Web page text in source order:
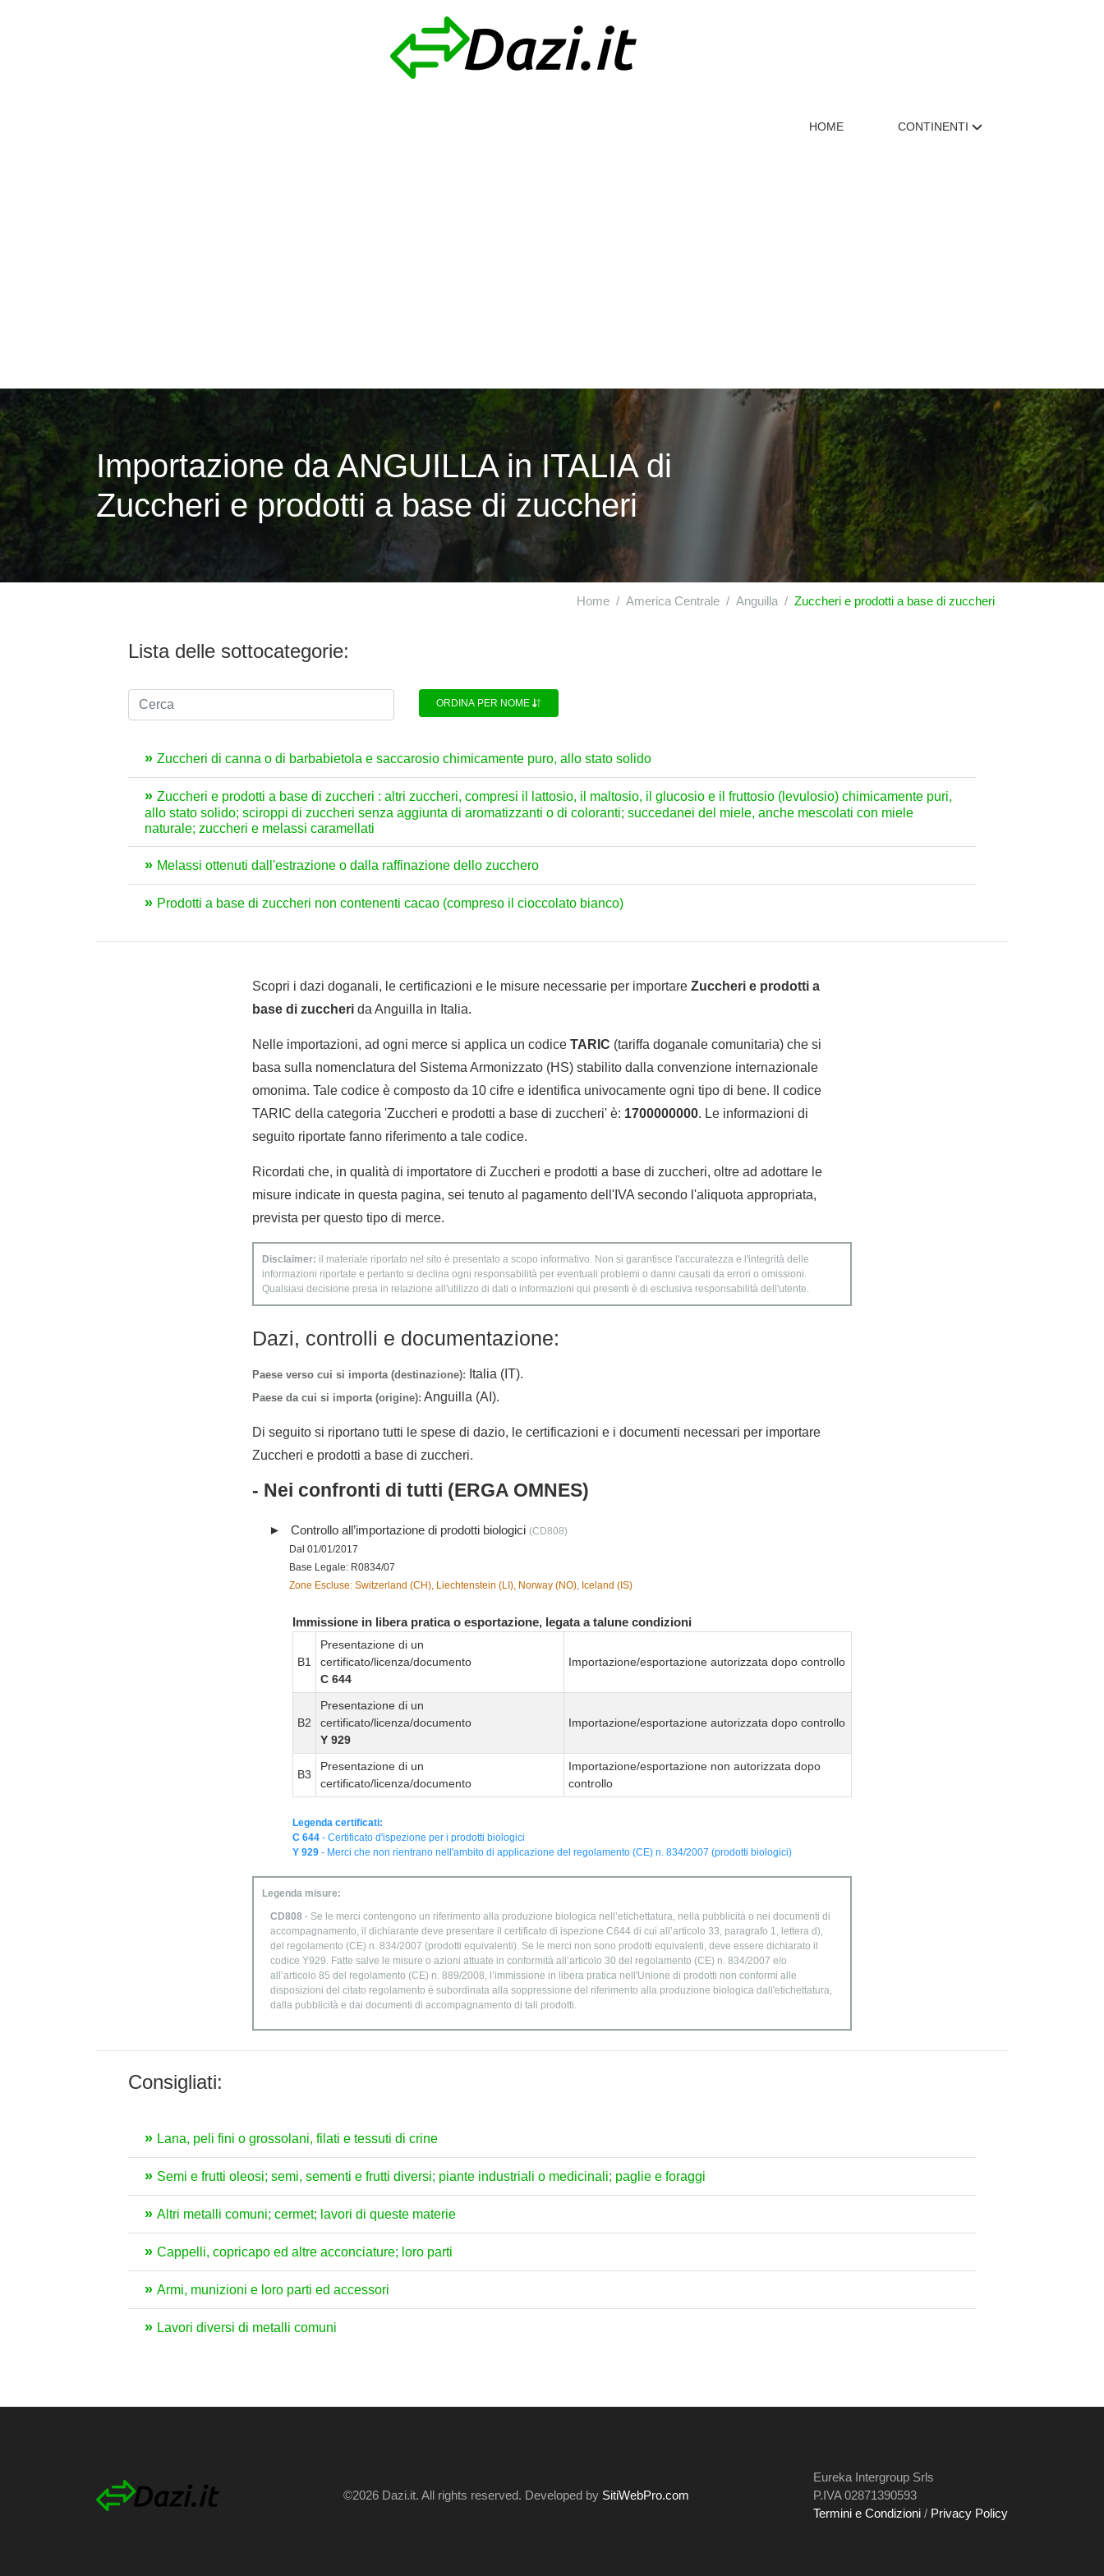
HOME CONTINENTI
Importazione da ANGUILLA in ITALIA di
Zuccheri e prodotti a base di zuccheri
Home America Centrale Anguilla Zuccheri e prodotti a base di zuccheri
Lista delle sottocategorie:
ORDINA PER NOME
Zuccheri di canna o di barbabietola e saccarosio chimicamente puro, allo stato solido
Zuccheri e prodotti a base di zuccheri : altri zuccheri, compresi il lattosio, il maltosio, il glucosio e il fruttosio (levulosio) chimicamente puri,
allo stato solido; sciroppi di zuccheri senza aggiunta di aromatizzanti o di coloranti; succedanei del miele, anche mescolati con miele
naturale; zuccheri e melassi caramellati
Melassi ottenuti dall'estrazione o dalla raffinazione dello zucchero
Prodotti a base di zuccheri non contenenti cacao (compreso il cioccolato bianco)
Scopri i dazi doganali, le certificazioni e le misure necessarie per importare Zuccheri e prodotti a
base di zuccheri da Anguilla in Italia.
Nelle importazioni, ad ogni merce si applica un codice TARIC (tariffa doganale comunitaria) che si
basa sulla nomenclatura del Sistema Armonizzato (HS) stabilito dalla convenzione internazionale
omonima. Tale codice è composto da 10 cifre e identifica univocamente ogni tipo di bene. Il codice
TARIC della categoria 'Zuccheri e prodotti a base di zuccheri' è: 1700000000. Le informazioni di
seguito riportate fanno riferimento a tale codice.
Ricordati che, in qualità di importatore di Zuccheri e prodotti a base di zuccheri, oltre ad adottare le
misure indicate in questa pagina, sei tenuto al pagamento dell'IVA secondo l'aliquota appropriata,
prevista per questo tipo di merce.
Disclaimer: il materiale riportato nel sito è presentato a scopo informativo. Non si garantisce l'accuratezza e l'integrità delle
informazioni riportate e pertanto si declina ogni responsabilità per eventuali problemi o danni causati da errori o omissioni.
Qualsiasi decisione presa in relazione all'utilizzo di dati o informazioni qui presenti è di esclusiva responsabilità dell'utente.
Dazi, controlli e documentazione:
Paese verso cui si importa (destinazione): Italia (IT).
Paese da cui si importa (origine): Anguilla (AI).
Di seguito si riportano tutti le spese di dazio, le certificazioni e i documenti necessari per importare
Zuccheri e prodotti a base di zuccheri.
- Nei confronti di tutti (ERGA OMNES)
Controllo all’importazione di prodotti biologici (CD808)
Dal 01/01/2017
Base Legale: R0834/07
Zone Escluse: Switzerland (CH), Liechtenstein (LI), Norway (NO), Iceland (IS)
Immissione in libera pratica o esportazione, legata a talune condizioni
B1
Presentazione di un
certificato/licenza/documento
C 644
Importazione/esportazione autorizzata dopo controllo
B2
Presentazione di un
certificato/licenza/documento
Y 929
Importazione/esportazione autorizzata dopo controllo
B3
Presentazione di un
certificato/licenza/documento
Importazione/esportazione non autorizzata dopo
controllo
Legenda certificati:
C 644 - Certificato d'ispezione per i prodotti biologici
Y 929 - Merci che non rientrano nell'ambito di applicazione del regolamento (CE) n. 834/2007 (prodotti biologici)
Legenda misure:
CD808 - Se le merci contengono un riferimento alla produzione biologica nell’etichettatura, nella pubblicità o nei documenti di
accompagnamento, il dichiarante deve presentare il certificato di ispezione C644 di cui all’articolo 33, paragrafo 1, lettera d),
del regolamento (CE) n. 834/2007 (prodotti equivalenti). Se le merci non sono prodotti equivalenti, deve essere dichiarato il
codice Y929. Fatte salve le misure o azioni attuate in conformità all’articolo 30 del regolamento (CE) n. 834/2007 e/o
all’articolo 85 del regolamento (CE) n. 889/2008, l’immissione in libera pratica nell'Unione di prodotti non conformi alle
disposizioni del citato regolamento è subordinata alla soppressione del riferimento alla produzione biologica dall'etichettatura,
dalla pubblicità e dai documenti di accompagnamento di tali prodotti.
Consigliati:
Lana, peli fini o grossolani, filati e tessuti di crine
Semi e frutti oleosi; semi, sementi e frutti diversi; piante industriali o medicinali; paglie e foraggi
Altri metalli comuni; cermet; lavori di queste materie
Cappelli, copricapo ed altre acconciature; loro parti
Armi, munizioni e loro parti ed accessori
Lavori diversi di metalli comuni
©2026 Dazi.it. All rights reserved. Developed by SitiWebPro.com
Eureka Intergroup Srls
P.IVA 02871390593
Termini e Condizioni / Privacy Policy